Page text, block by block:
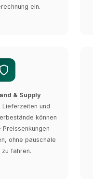
ein.
& Supply
und
können
ohne pauschale
zu fahren.